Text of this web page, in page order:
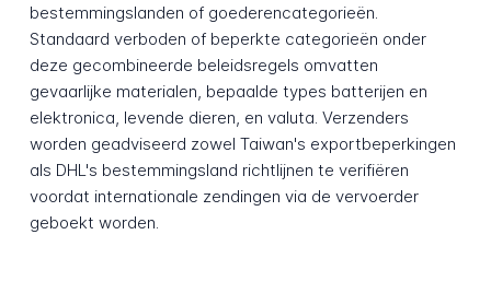
bestemmingslanden of goederencategorieën.
Standaard verboden of beperkte categorieën onder
deze gecombineerde beleidsregels omvatten
gevaarlijke materialen, bepaalde types batterijen en
elektronica, levende dieren, en valuta. Verzenders
worden geadviseerd zowel Taiwan's exportbeperkingen
als DHL's bestemmingsland richtlijnen te verifiëren
voordat internationale zendingen via de vervoerder
geboekt worden.